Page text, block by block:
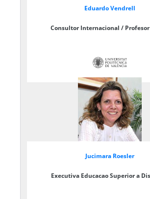
Eduardo Vendrell
Consultor Internacional /
Jucimara Roesler
Executiva Educacao Superior a